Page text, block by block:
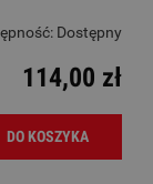
Dostępny
114,00 zł
DO KOSZYKA